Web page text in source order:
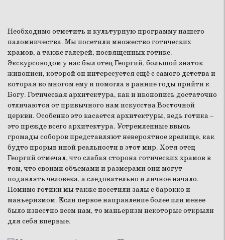
Необходимо отметить и культурную программу нашего
паломничества. Мы посетили множество готических
храмов, а также галерей, посвященных готике.
Экскурсоводом у нас был отец Георгий, большой знаток
живописи, которой он интересуется ещё с самого детства и
которая во многом ему и помогла в ранние годы прийти к
Богу. Готическая архитектура, как и иконопись достаточно
отличаются от привычного нам искусства Восточной
церкви. Особенно это касается архитектуры, ведь готика –
это прежде всего архитектура. Устремленные ввысь
громады соборов представляют невероятное зрелище, как
будто прорыв иной реальности в этот мир. Хотя отец
Георгий отмечал, что слабая сторона готических храмов в
том, что своими объемами и размерами они могут
подавлять человека, а следовательно и личное начало.
Помимо готики мы также посетили залы с барокко и
маньеризмом. Если первое направление более или менее
было известно всем нам, то маньеризм некоторые открыли
для себя впервые.